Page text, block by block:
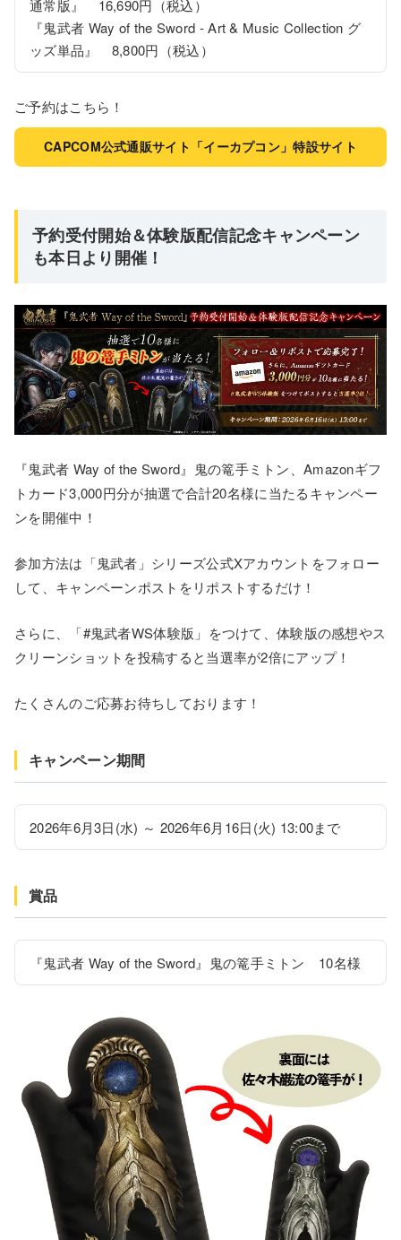
通常版』　16,690円（税込）
『鬼武者 Way of the Sword - Art & Music Collection グ
ッズ単品』　8,800円（税込）
ご予約はこちら！
CAPCOM公式通販サイト「イーカプコン」特設サイト
予約受付開始＆体験版配信記念キャンペーン
も本日より開催！
『鬼武者 Way of the Sword』鬼の篭手ミトン、Amazonギフ
トカード3,000円分が抽選で合計20名様に当たるキャンペー
ンを開催中！
参加方法は「鬼武者」シリーズ公式Xアカウントをフォロー
して、キャンペーンポストをリポストするだけ！
さらに、「#鬼武者WS体験版」をつけて、体験版の感想やス
クリーンショットを投稿すると当選率が2倍にアップ！
たくさんのご応募お待ちしております！
キャンペーン期間
2026年6月3日(水) ～ 2026年6月16日(火) 13:00まで
賞品
『鬼武者 Way of the Sword』鬼の篭手ミトン　10名様